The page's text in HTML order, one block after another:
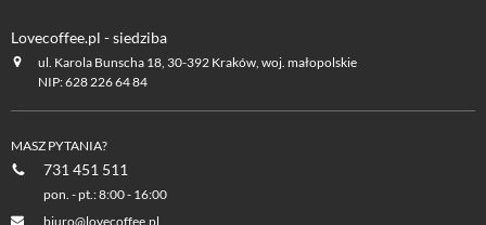
Lovecoffee.pl - siedziba
ul. Karola Bunscha 18, 30-392 Kraków, woj. małopolskie
NIP: 628 226 64 84
MASZ PYTANIA?
731 451 511
pon. - pt.: 8:00 - 16:00
biuro@lovecoffee.pl